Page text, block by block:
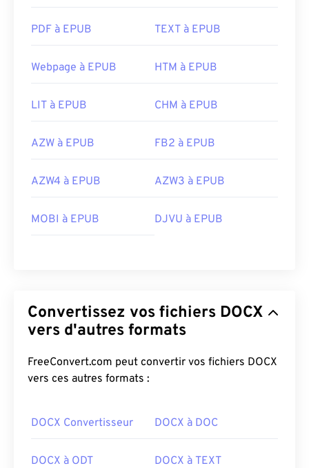
PDF à EPUB TEXT à EPUB
Webpage à EPUB HTM à EPUB
LIT à EPUB CHM à EPUB
AZW à EPUB FB2 à EPUB
AZW4 à EPUB AZW3 à EPUB
MOBI à EPUB DJVU à EPUB
Convertissez vos fichiers DOCX
vers d'autres formats
FreeConvert.com peut convertir vos fichiers DOCX
vers ces autres formats :
DOCX Convertisseur DOCX à DOC
DOCX à ODT DOCX à TEXT